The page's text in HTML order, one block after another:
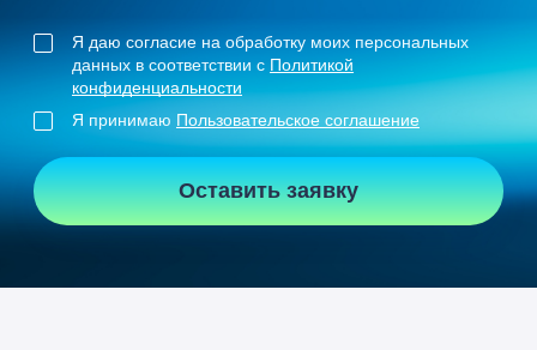
Я даю согласие на обработку моих персональных
данных в соответствии с Политикой
конфиденциальности
Я принимаю Пользовательское соглашение
Оставить заявку